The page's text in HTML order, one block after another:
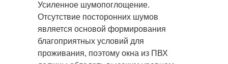
Усиленное шумопоглощение.
Отсутствие посторонних шумов
является основой формирования
благоприятных условий для
проживания, поэтому окна из ПВХ